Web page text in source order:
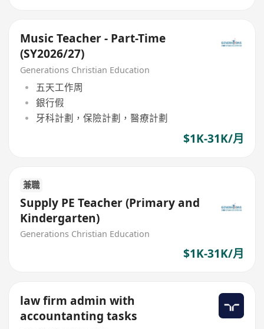
Music Teacher - Part-Time
(SY2026/27)
Generations Christian Education
五天工作周
銀行假
牙科計劃，保險計劃，醫療計劃
$1K-31K/月
兼職
Supply PE Teacher (Primary and
Kindergarten)
Generations Christian Education
$1K-31K/月
law firm admin with
accountanting tasks